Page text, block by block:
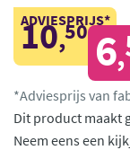
ADVIESPRIJS*
10,50 6,
*Adviesprijs van
Dit product maakt
Neem eens een